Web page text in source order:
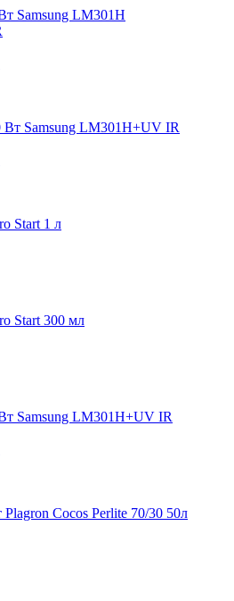
Samsung LM301H
Вт Samsung LM301H+UV IR
Start 1 л
Start 300 мл
Samsung LM301H+UV IR
Cocos Perlite 70/30 50л